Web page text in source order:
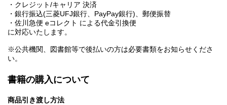
・クレジット/キャリア 決済
・銀行振込(三菱UFJ銀行、PayPay銀行)、郵便振替
・佐川急便 eコレクト による代金引換便
に対応いたします。
※公共機関、図書館等で後払いの方は必要書類をお知らせくださ
い。
書籍の購入について
商品引き渡し方法